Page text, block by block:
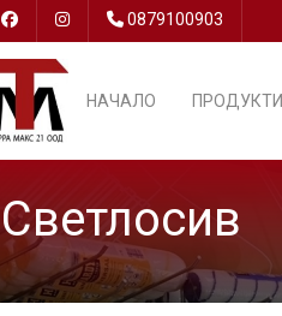
0879100903
НАЧАЛО ПРОДУКТИ
Светлосив